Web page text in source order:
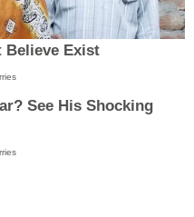
Believe Exist
See His Shocking